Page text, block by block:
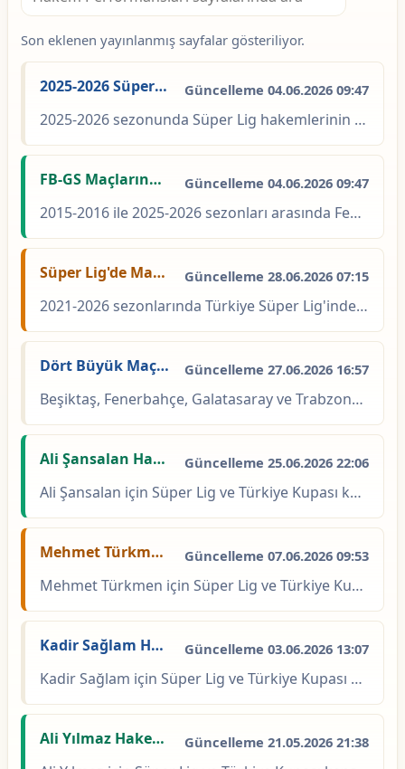
Son eklenen yayınlanmış sayfalar gösteriliyor.
2025-2026 Süper Lig Hakem Kart ve Faul İstatistikleri Güncelleme 04.06.2026 09:47
2025-2026 sezonunda Süper Lig hakemlerinin maç başı sarı kart, kırmızı kart ve faul istatistikleri. Yasin Kol 21 maçta ligde en çok görev alan isim. Tüm hakemleri karşılaştır.
FB-GS Maçlarında En Çok Görev Alan Hakemler Güncelleme 04.06.2026 09:47
2015-2016 ile 2025-2026 sezonları arasında Fenerbahçe - Galatasaray eşleşmeleri içinde zirvede 4 derbi maçına çıkan Cüneyt Çakır var.
Süper Lig'de Maç Başına En Fazla Kart Gösteren Hakemler Güncelleme 28.06.2026 07:15
2021-2026 sezonlarında Türkiye Süper Lig'inde maç başına en fazla kart gösteren hakemleri bu sezon, son 5 sezon ve son 10 sezon olarak sıralayabilirsiniz.
Dört Büyük Maçlarında En Çok Kırmızı Gösteren Hakemler Güncelleme 27.06.2026 16:57
Beşiktaş, Fenerbahçe, Galatasaray ve Trabzonspor'un oynadığı maçlarda görev yapan hakemlerin performansları bu sezon, son 5 sezon ve son 10 sezon olarak listeleniyor.
Ali Şansalan Hakem İstatistikleri Güncelleme 25.06.2026 22:06
Ali Şansalan için Süper Lig ve Türkiye Kupası kapsamında 161 maç, 726 sarı kart ve 42 kırmızı kart kaydı bulunuyor. Süper Lig'de 137, Türkiye Kupası'nda 24 maç yönetti; maç başına...
Mehmet Türkmen Hakem İstatistikleri | Kart, Faul ve Maç Verileri Güncelleme 07.06.2026 09:53
Mehmet Türkmen için Süper Lig ve Türkiye Kupası kapsamında 50 maç, 140 sarı kart ve 9 kırmızı kart kaydı bulunuyor. Süper Lig'de 43, Türkiye Kupası'nda 7 maç yönetti; maç başına ka...
Kadir Sağlam Hakem İstatistikleri | Kart, Faul ve Maç Verileri Güncelleme 03.06.2026 13:07
Kadir Sağlam için Süper Lig ve Türkiye Kupası kapsamında 91 maç, 416 sarı kart ve 17 kırmızı kart kaydı bulunuyor. Süper Lig'de 71, Türkiye Kupası'nda 20 maç yönetti; maç başına ka...
Ali Yılmaz Hakem İstatistikleri Güncelleme 21.05.2026 21:38